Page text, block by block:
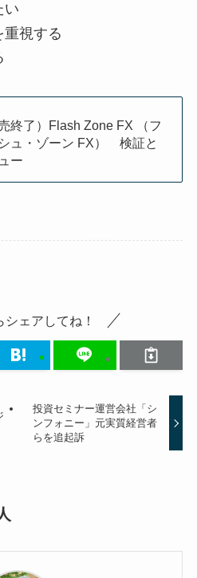
い
重視する
売終了）Flash Zone FX （フ
ュ・ゾーン FX） 検証と
ー
シェアしてね！
投資セミナー運営会社「シ
ンフォニー」元実質経営者
らを追起訴